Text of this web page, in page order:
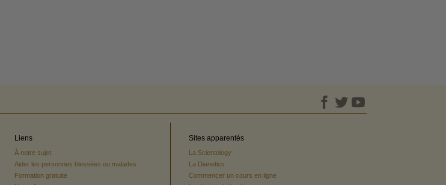
Liens
À notre sujet
Aider les personnes blessées ou malades
Formation gratuite
Sites apparentés
La Scientology
La Dianetics
Commencer un cours en ligne